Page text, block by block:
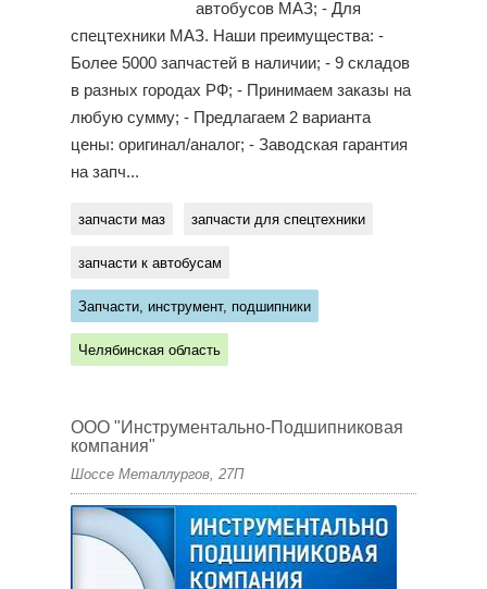
автобусов МАЗ; - Для
спецтехники МАЗ. Наши преимущества: -
Более 5000 запчастей в наличии; - 9 складов
в разных городах РФ; - Принимаем заказы на
любую сумму; - Предлагаем 2 варианта
цены: оригинал/аналог; - Заводская гарантия
на запч...
запчасти маз запчасти для спецтехники
запчасти к автобусам
Запчасти, инструмент, подшипники
Челябинская область
ООО "Инструментально-Подшипниковая
компания"
Шоссе Металлургов, 27П